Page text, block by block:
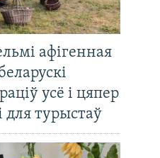
афігенная
усё і цяпер
для турыстаў